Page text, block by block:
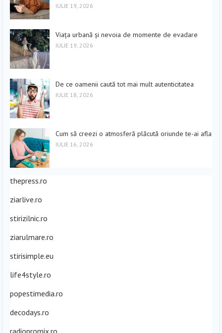
IULIE 19, 2026
Viața urbană și nevoia de momente de evadare
IULIE 19, 2026
De ce oamenii caută tot mai mult autenticitatea
IULIE 18, 2026
Cum să creezi o atmosferă plăcută oriunde te-ai afla
IULIE 16, 2026
thepress.ro
ziarlive.ro
stirizilnic.ro
ziarulmare.ro
stirisimple.eu
life4style.ro
popestimedia.ro
decodays.ro
radiopromix.ro